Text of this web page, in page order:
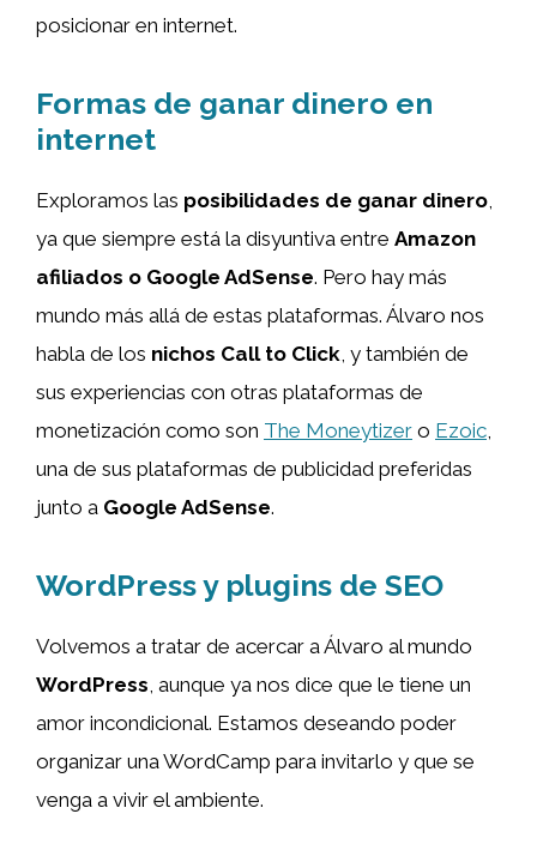
posicionar en internet.
Formas de ganar dinero en
internet
Exploramos las posibilidades de ganar dinero,
ya que siempre está la disyuntiva entre Amazon
afiliados o Google AdSense. Pero hay más
mundo más allá de estas plataformas. Álvaro nos
habla de los nichos Call to Click, y también de
sus experiencias con otras plataformas de
monetización como son The Moneytizer o Ezoic,
una de sus plataformas de publicidad preferidas
junto a Google AdSense.
WordPress y plugins de SEO
Volvemos a tratar de acercar a Álvaro al mundo
WordPress, aunque ya nos dice que le tiene un
amor incondicional. Estamos deseando poder
organizar una WordCamp para invitarlo y que se
venga a vivir el ambiente.